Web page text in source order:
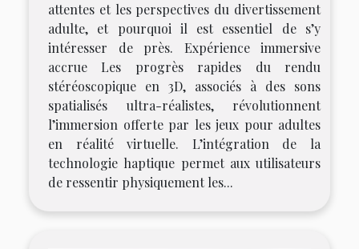
attentes et les perspectives du divertissement
adulte, et pourquoi il est essentiel de s’y
intéresser de près. Expérience immersive
accrue Les progrès rapides du rendu
stéréoscopique en 3D, associés à des sons
spatialisés ultra-réalistes, révolutionnent
l’immersion offerte par les jeux pour adultes
en réalité virtuelle. L’intégration de la
technologie haptique permet aux utilisateurs
de ressentir physiquement les...